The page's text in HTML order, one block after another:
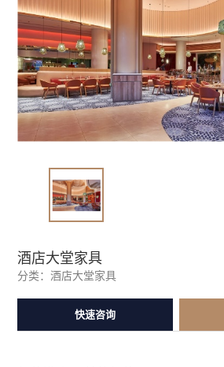
酒店大堂家具
分类： 酒店大堂家具
快速咨询